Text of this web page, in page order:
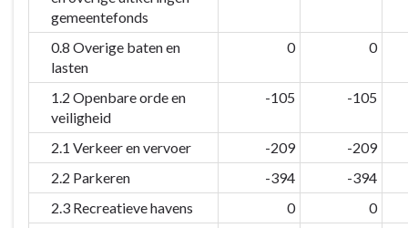
gemeentefonds
0.8 Overige baten en
lasten
0 0
1.2 Openbare orde en
veiligheid
-105 -105
2.1 Verkeer en vervoer -209
-209
2.2 Parkeren
-394
-394
2.3 Recreatieve havens
0
0